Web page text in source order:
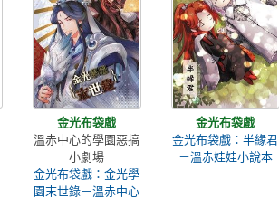
金光布袋戲
溫赤中心的學園惡搞
小劇場
金光布袋戲：金光學
園末世錄－溫赤中心
金光布袋戲
金光布袋戲：半緣君
－溫赤娃娃小說本